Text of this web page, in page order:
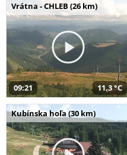
Vrátna - CHLEB (26 km)
09:21 11,3 °C
Kubínska hoľa (30 km)